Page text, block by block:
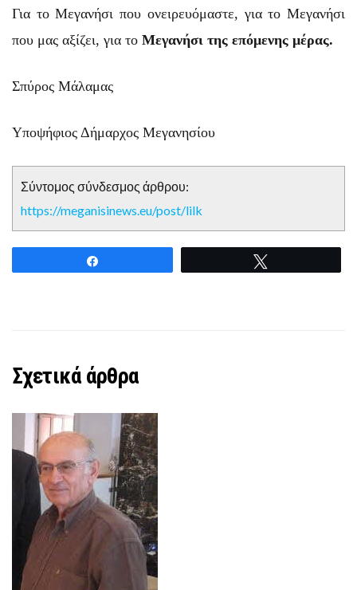
Για το Μεγανήσι που ονειρευόμαστε, για το Μεγανήσι
που μας αξίζει, για το Μεγανήσι της επόμενης μέρας.
Σπύρος Μάλαμας
Υποψήφιος Δήμαρχος Μεγανησίου
Σύντομος σύνδεσμος άρθρου:
https://meganisinews.eu/post/lilk
Σχετικά άρθρα